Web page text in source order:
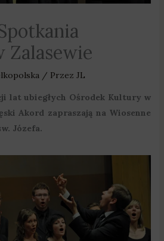
Zalasewie
/ Przez JL
lat ubiegłych Ośrodek Kultury w
Akord zapraszają na Wiosenne
Józefa.